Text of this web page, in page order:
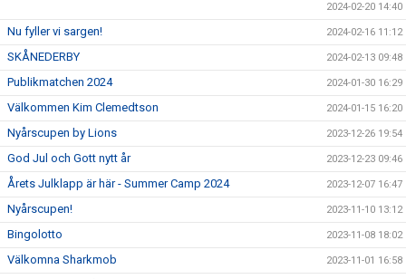
2024-02-20 14:40
Nu fyller vi sargen! 2024-02-16 11:12
SKÅNEDERBY 2024-02-13 09:48
Publikmatchen 2024 2024-01-30 16:29
Välkommen Kim Clemedtson 2024-01-15 16:20
Nyårscupen by Lions 2023-12-26 19:54
God Jul och Gott nytt år 2023-12-23 09:46
Årets Julklapp är här - Summer Camp 2024 2023-12-07 16:47
Nyårscupen! 2023-11-10 13:12
Bingolotto 2023-11-08 18:02
Välkomna Sharkmob 2023-11-01 16:58